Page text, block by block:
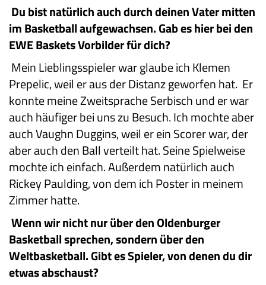
Du bist natürlich auch durch deinen Vater mitten
im Basketball aufgewachsen. Gab es hier bei den
EWE Baskets Vorbilder für dich?
Mein Lieblingsspieler war glaube ich Klemen
Prepelic, weil er aus der Distanz geworfen hat. Er
konnte meine Zweitsprache Serbisch und er war
auch häufiger bei uns zu Besuch. Ich mochte aber
auch Vaughn Duggins, weil er ein Scorer war, der
aber auch den Ball verteilt hat. Seine Spielweise
mochte ich einfach. Außerdem natürlich auch
Rickey Paulding, von dem ich Poster in meinem
Zimmer hatte.
Wenn wir nicht nur über den Oldenburger
Basketball sprechen, sondern über den
Weltbasketball. Gibt es Spieler, von denen du dir
etwas abschaust?